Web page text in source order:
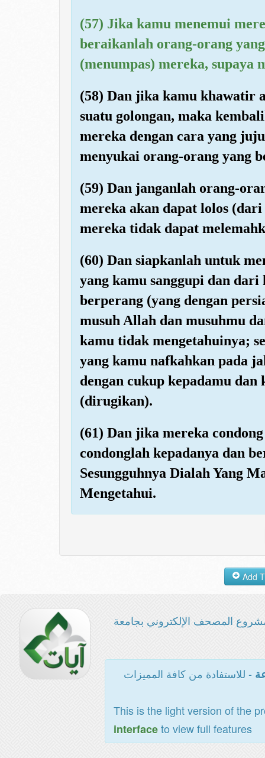
(57) Jika kamu menemui
beraikanlah orang-orang
(menumpas) mereka, supaya
(58) Dan jika kamu khawatir
suatu golongan, maka
mereka dengan cara yang
menyukai orang-orang yang
(59) Dan janganlah orang-
mereka akan dapat lolos
mereka tidak dapat
(60) Dan siapkanlah untuk
yang kamu sanggupi dan
berperang (yang dengan
musuh Allah dan musuhmu
kamu tidak mengetahuinya;
yang kamu nafkahkan pada
dengan cukup kepadamu
(dirugikan).
(61) Dan jika mereka
condonglah kepadanya dan
Sesungguhnya Dialah Yang
Mengetahui.
المصحف الإلكتروني بجامعة
- للاستفادة من كافة المميزات
This is the light version of the
interfaceto view full features